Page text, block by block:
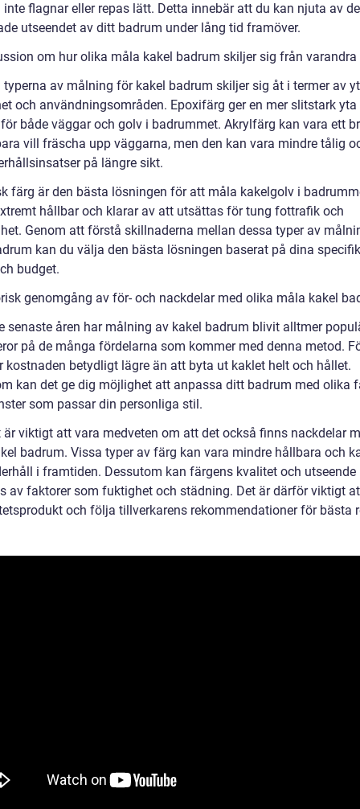
flagnar eller repas lätt. Detta innebär att du kan njuta av
utseendet av ditt badrum under lång tid framöver.
om hur olika måla kakel badrum skiljer sig från varandra
typerna av målning för kakel badrum skiljer sig åt i termer av
och användningsområden. Epoxifärg ger en mer slitstark yta
både väggar och golv i badrummet. Akrylfärg kan vara ett
vill fräscha upp väggarna, men den kan vara mindre tålig
på längre sikt.
färg är den bästa lösningen för att måla kakelgolv i
hållbar och klarar av att utsättas för tung fottrafik och
Genom att förstå skillnaderna mellan dessa typer av
kan du välja den bästa lösningen baserat på dina
budget.
genomgång av för- och nackdelar med olika måla kakel
senaste åren har målning av kakel badrum blivit alltmer
på de många fördelarna som kommer med denna metod.
kostnaden betydligt lägre än att byta ut kaklet helt och hållet.
kan det ge dig möjlighet att anpassa ditt badrum med olika
som passar din personliga stil.
är viktigt att vara medveten om att det också finns nackdelar
badrum. Vissa typer av färg kan vara mindre hållbara och
i framtiden. Dessutom kan färgens kvalitet och utseende
av faktorer som fuktighet och städning. Det är därför viktigt
och följa tillverkarens rekommendationer för bästa